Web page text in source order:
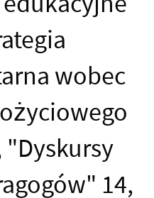
wobec
"Dyskursy
14,